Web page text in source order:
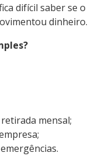
difícil saber se o
dinheiro.
mensal;